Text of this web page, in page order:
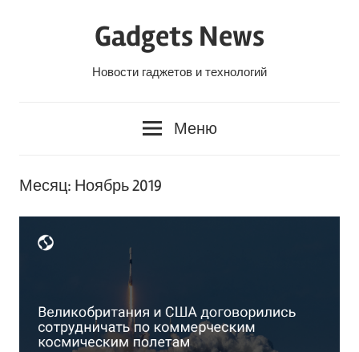
Gadgets News
Новости гаджетов и технологий
Меню
Месяц: Ноябрь 2019